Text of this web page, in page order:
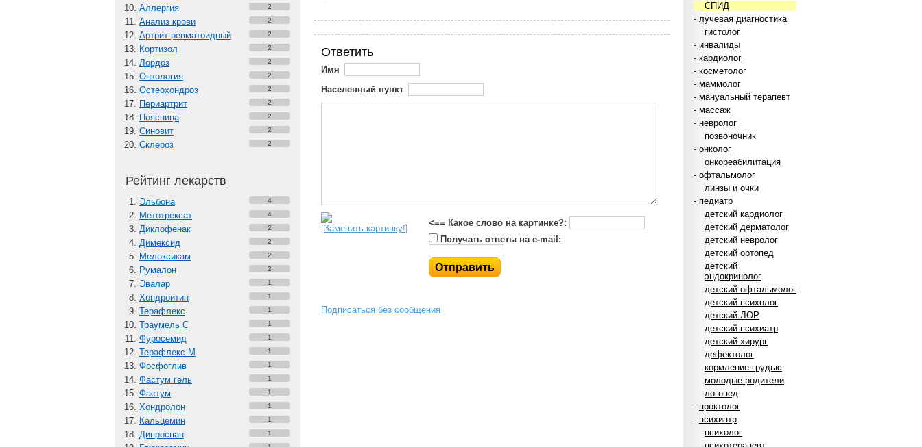
СПИД
- лучевая диагностика
гистолог
- инвалиды
- кардиолог
- косметолог
- маммолог
- мануальный терапевт
- массаж
- невролог
позвоночник
- онколог
онкореабилитация
- офтальмолог
линзы и очки
- педиатр
детский кардиолог
детский дерматолог
детский невролог
детский ортопед
детский
эндокринолог
детский офтальмолог
детский психолог
детский ЛОР
детский психиатр
детский хирург
дефектолог
кормление грудью
молодые родители
логопед
- проктолог
- психиатр
психолог
Аллергия 2
Анализ крови 2
Артрит ревматоидный 2
Кортизол 2
Лордоз 2
Онкология 2
Остеохондроз 2
Периартрит 2
Поясница 2
Синовит 2
Склероз 2
Рейтинг лекарств
Эльбона 4
Метотрексат 4
Диклофенак 2
Димексид 2
Мелоксикам 2
Румалон 2
Эвалар 1
Хондроитин 1
Терафлекс 1
Траумель С 1
Фуросемид 1
Терафлекс М 1
Фосфоглив 1
Фастум гель 1
Фастум 1
Хондролон 1
Кальцемин 1
Дипроспан 1
Ответить
Имя
Населенный пункт
[Заменить картинку!]
<== Какое слово на картинке?:
Получать ответы на e-mail:
Подписаться без сообщения